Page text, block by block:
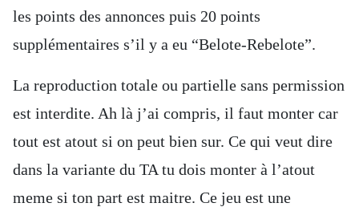
les points des annonces puis 20 points
supplémentaires s’il y a eu “Belote-Rebelote”.
La reproduction totale ou partielle sans permission
est interdite. Ah là j’ai compris, il faut monter car
tout est atout si on peut bien sur. Ce qui veut dire
dans la variante du TA tu dois monter à l’atout
meme si ton part est maitre. Ce jeu est une